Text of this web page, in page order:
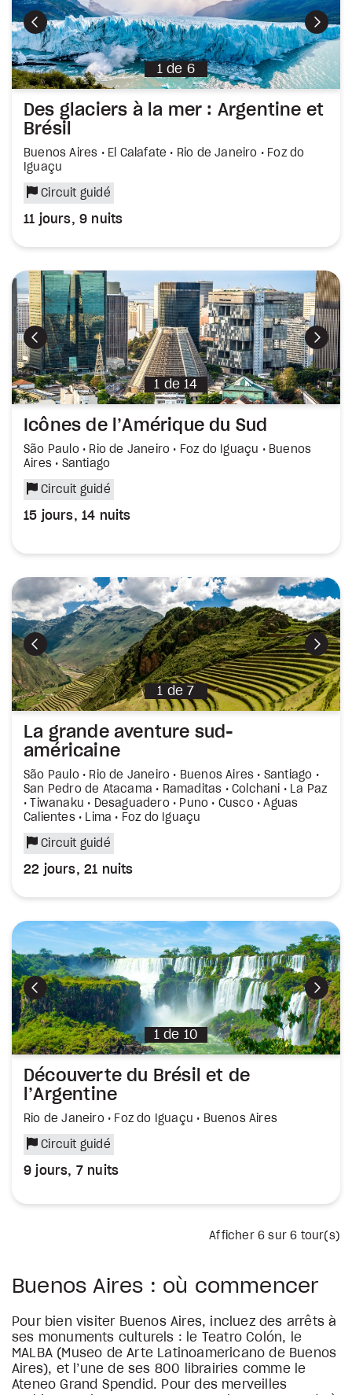
Précédent
1 de 6
Des glaciers à la mer : Argentine et
Brésil
Buenos Aires • El Calafate • Rio de Janeiro • Foz do
Iguaçu
Circuit guidé
11 jours, 9 nuits
Précédent
1 de 14
Icônes de l’Amérique du Sud
São Paulo • Rio de Janeiro • Foz do Iguaçu • Buenos
Aires • Santiago
Circuit guidé
15 jours, 14 nuits
Précédent
1 de 7
La grande aventure sud-
américaine
São Paulo • Rio de Janeiro • Buenos Aires • Santiago •
San Pedro de Atacama • Ramaditas • Colchani • La Paz
• Tiwanaku • Desaguadero • Puno • Cusco • Aguas
Calientes • Lima • Foz do Iguaçu
Circuit guidé
22 jours, 21 nuits
Précédent
1 de 10
Découverte du Brésil et de
l’Argentine
Rio de Janeiro • Foz do Iguaçu • Buenos Aires
Circuit guidé
9 jours, 7 nuits
Afficher 6 sur 6 tour(s)
Buenos Aires : où commencer
Pour bien visiter Buenos Aires, incluez des arrêts à
ses monuments culturels : le Teatro Colón, le
MALBA (Museo de Arte Latinoamericano de Buenos
Aires), et l’une de ses 800 librairies comme le
Ateneo Grand Spendid. Pour des merveilles